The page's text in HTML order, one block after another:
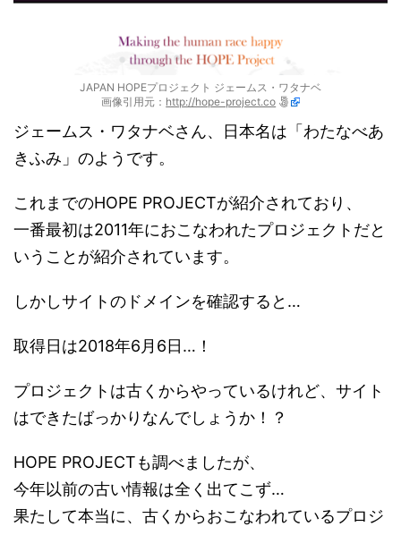
JAPAN HOPEプロジェクト ジェームス・ワタナベ
画像引用元： http://hope-project.co
ジェームス・ワタナベさん、日本名は「わたなべあ
きふみ」のようです。
これまでのHOPE PROJECTが紹介されており、
一番最初は2011年におこなわれたプロジェクトだと
いうことが紹介されています。
しかしサイトのドメインを確認すると…
取得日は2018年6月6日…！
プロジェクトは古くからやっているけれど、サイト
はできたばっかりなんでしょうか！？
HOPE PROJECTも調べましたが、
今年以前の古い情報は全く出てこず…
果たして本当に、古くからおこなわれているプロジ